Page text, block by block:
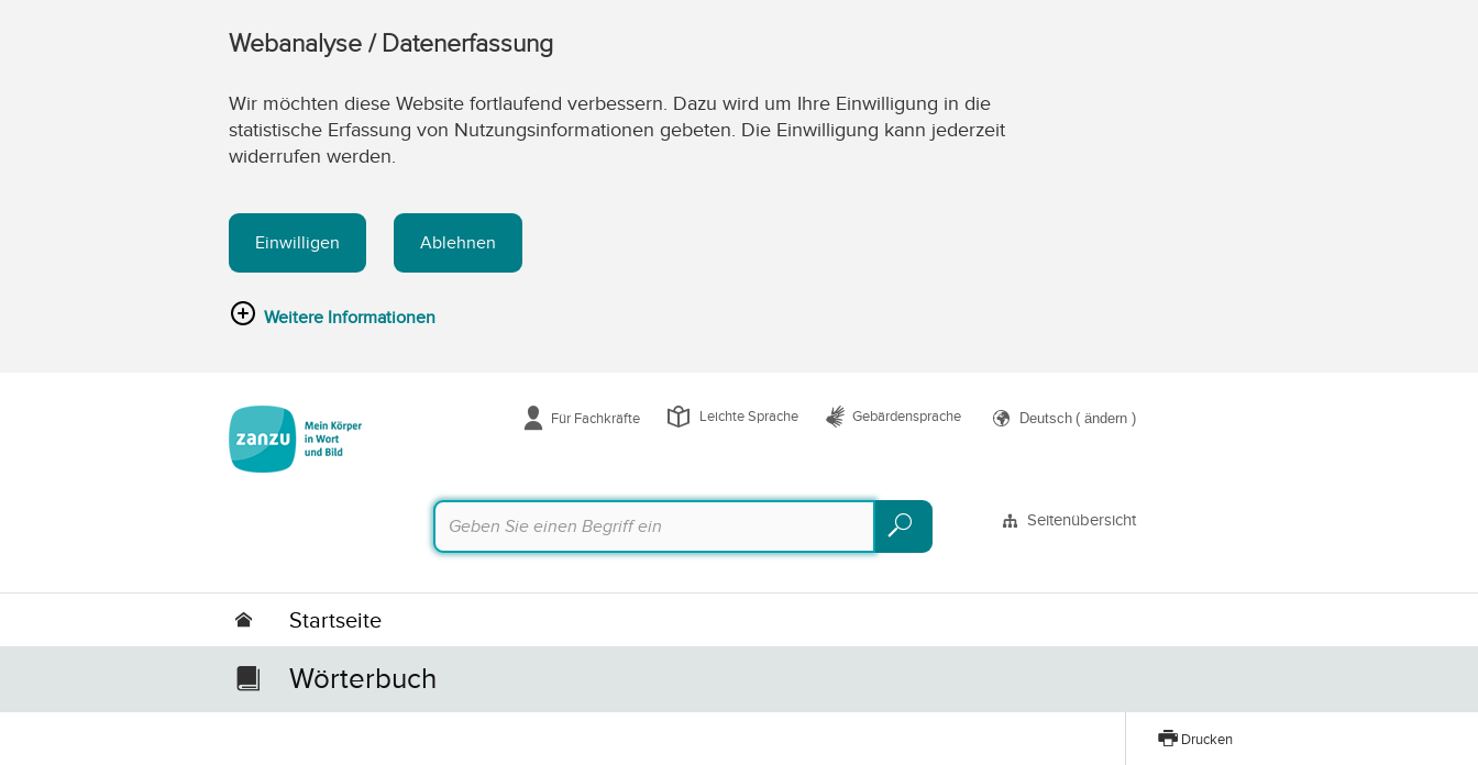
Webanalyse / Datenerfassung
Wir möchten diese Website fortlaufend verbessern. Dazu wird um Ihre Einwilligung in die
statistische Erfassung von Nutzungsinformationen gebeten. Die Einwilligung kann jederzeit
widerrufen werden.
Einwilligen Ablehnen
Weitere Informationen
Für Fachkräfte Leichte Sprache Gebärdensprache Deutsch ( ändern )
Suchen
Suchen
Seitenübersicht
Startseite
Wörterbuch
Drucken